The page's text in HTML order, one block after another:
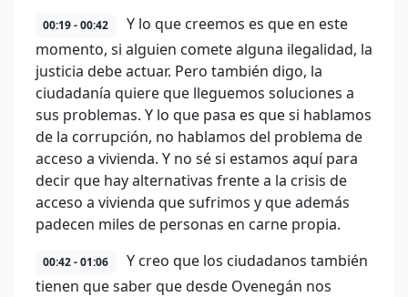
00:19 - 00:42
Y lo que creemos es que en este
momento, si alguien comete alguna ilegalidad, la
justicia debe actuar. Pero también digo, la
ciudadanía quiere que lleguemos soluciones a
sus problemas. Y lo que pasa es que si hablamos
de la corrupción, no hablamos del problema de
acceso a vivienda. Y no sé si estamos aquí para
decir que hay alternativas frente a la crisis de
acceso a vivienda que sufrimos y que además
padecen miles de personas en carne propia.
00:42 - 01:06
Y creo que los ciudadanos también
tienen que saber que desde Ovenegán nos